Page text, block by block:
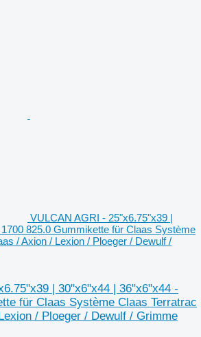
VULCAN AGRI - 25"x6.75"x39 |
825.0 Gummikette für Claas Système
/ Axion / Lexion / Ploeger / Dewulf /
| 30"x6"x44 | 36"x6"x44 -
für Claas Système Claas Terratrac
/ Ploeger / Dewulf / Grimme